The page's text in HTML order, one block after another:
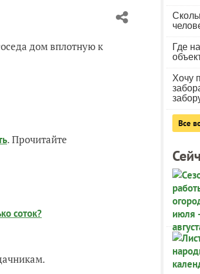
дом вплотную к
. Прочитайте
соток?
Где
Хочу
Все